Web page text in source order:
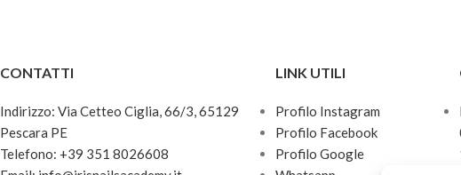
CONTATTI
Indirizzo: Via Cetteo Ciglia, 66/3, 65129
Pescara PE
Telefono: +39 351 8026608
LINK UTILI
Profilo Instagram
Profilo Facebook
Profilo Google